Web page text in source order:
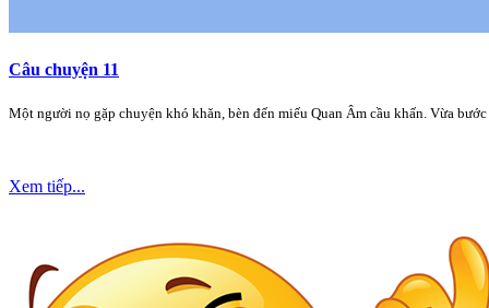
Câu chuyện 11
Một người nọ gặp chuyện khó khăn, bèn đến miếu Quan Âm cầu khấn. Vừa
Xem tiếp...